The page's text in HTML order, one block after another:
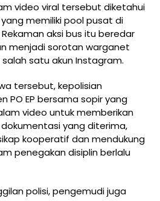
video viral tersebut diketahui
yang memiliki pool pusat di
aksi bus itu beredar
menjadi sorotan warganet
satu akun Instagram.
tersebut, kepolisian
PO EP bersama sopir yang
video untuk memberikan
dokumentasi yang diterima,
kooperatif dan mendukung
penegakan disiplin berlalu
polisi, pengemudi juga